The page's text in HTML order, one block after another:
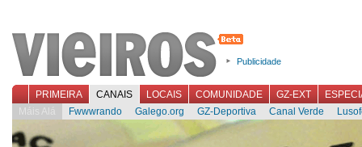
Publicidade
PRIMEIRA CANAIS LOCAIS COMUNIDADE GZ-EXT
Máis Alá
Fwwwrando Galego.org GZ-Deportiva Canal Verde